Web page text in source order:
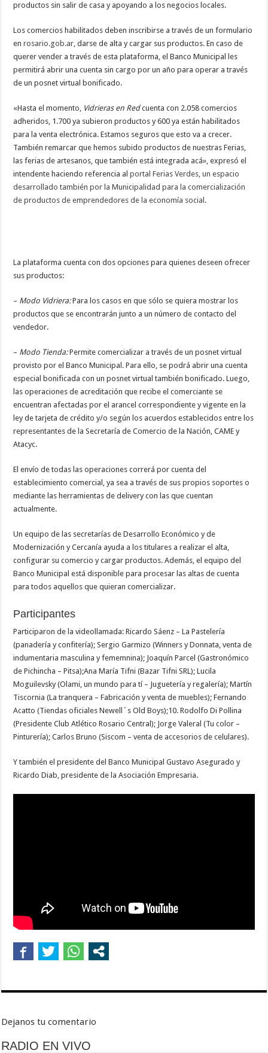
productos sin salir de casa y apoyando a los negocios locales.
Los comercios habilitados deben inscribirse a través de un formulario
enrosario.gob.ar, darse de alta y cargar sus productos. En caso de
querer vender a través de esta plataforma, el Banco Municipal les
permitirá abrir una cuenta sin cargo por un año para operar a través
de un posnet virtual bonificado.
«Hasta el momento, Vidrieras en Redcuenta con 2.058 comercios
adheridos, 1.700 ya subieron productos y 600 ya están habilitados
para la venta electrónica. Estamos seguros que esto va a crecer.
También remarcar que hemos subido productos de nuestras Ferias,
las ferias de artesanos, que también está integrada acá», expresó el
intendente haciendo referencia alportal Ferias Verdes, un espacio
desarrollado también por la Municipalidad para la comercialización
de productos de emprendedores de la economía social .
La plataforma cuenta con dos opciones para quienes deseen ofrecer
sus productos:
– Modo Vidriera:Para los casos en que sólo se quiera mostrar los
productos que se encontrarán junto a un número de contacto del
vendedor.
– Modo Tienda:Permite comercializar a través de un posnet virtual
provisto por el Banco Municipal. Para ello, se podrá abrir una cuenta
especial bonificada con un posnet virtual también bonificado. Luego,
las operaciones de acreditación que recibe el comerciante se
encuentran afectadas por el arancel correspondiente y vigente en la
ley de tarjeta de crédito y/o según los acuerdos establecidos entre los
representantes de la Secretaría de Comercio de la Nación, CAME y
Atacyc.
El envío de todas las operaciones correrá por cuenta del
establecimiento comercial, ya sea a través de sus propios soportes o
mediante las herramientas de delivery con las que cuentan
actualmente.
Un equipo de las secretarías de Desarrollo Económico y de
Modernización y Cercanía ayuda a los titulares a realizar el alta,
configurar su comercio y cargar productos. Además, el equipo del
Banco Municipal está disponible para procesar las altas de cuenta
para todos aquellos que quieran comercializar.
Participantes
Participaron de la videollamada: Ricardo Sáenz – La Pastelería
(panadería y confitería); Sergio Garmizo (Winners y Donnata, venta de
indumentaria masculina y fememnina); Joaquín Parcel (Gastronómico
de Pichincha – Pitsa);Ana María Tifni (Bazar Tifni SRL); Lucila
Moguilevsky (Olami, un mundo para tí – Juguetería y regalería); Martín
Tiscornia (La tranquera – Fabricación y venta de muebles); Fernando
Acatto (Tiendas oficiales Newell´s Old Boys);10. Rodolfo Di Pollina
(Presidente Club Atlético Rosario Central); Jorge Valeral (Tu color –
Pinturería); Carlos Bruno (Siscom – venta de accesorios de celulares).
Y también el presidente del Banco Municipal Gustavo Asegurado y
Ricardo Diab, presidente de la Asociación Empresaria.
Dejanos tu comentario
RADIO EN VIVO